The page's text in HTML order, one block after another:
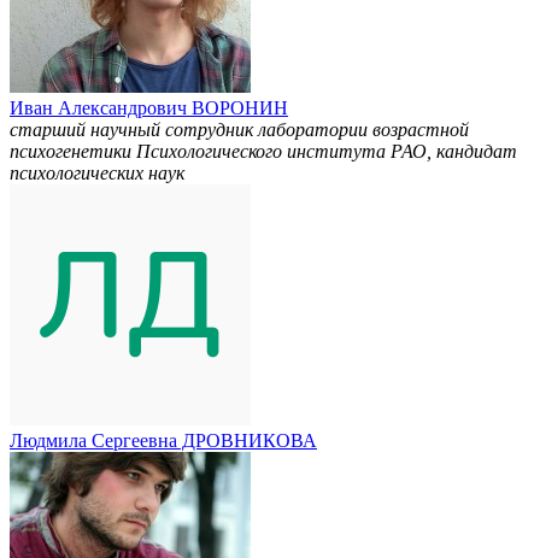
Иван Александрович ВОРОНИН
старший научный сотрудник лаборатории возрастной
психогенетики Психологического института РАО, кандидат
психологических наук
Людмила Сергеевна ДРОВНИКОВА